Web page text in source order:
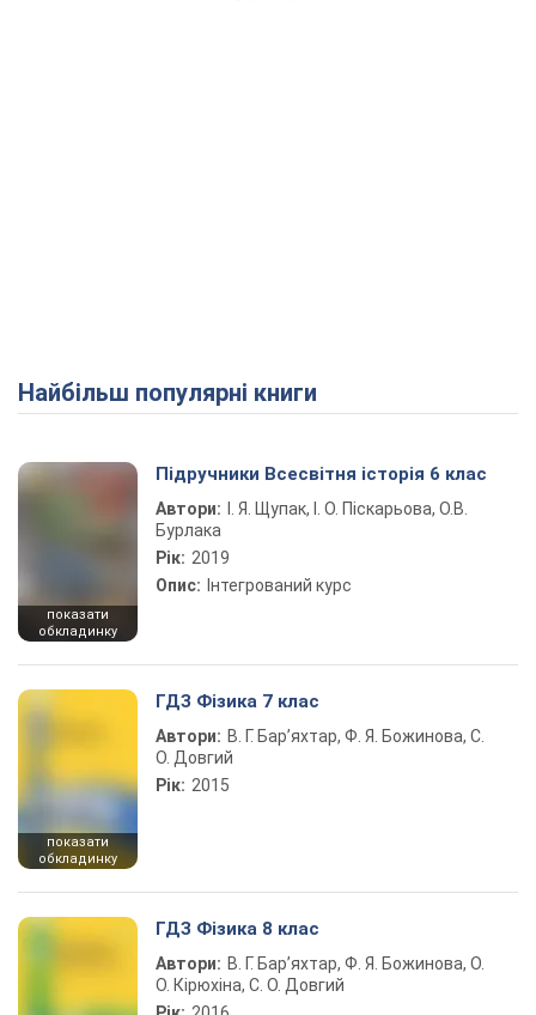
Найбільш популярні книги
показати
обкладинку
Підручники Всесвітня історія 6 клас
Автори:
І. Я. Щупак, І. О. Піскарьова, О.В.
Бурлака
Рік: 2019
Опис: Інтегрований курс
показати
обкладинку
ГДЗ Фізика 7 клас
Автори: В. Г. Бар’яхтар, Ф. Я. Божинова, С.
О. Довгий
Рік: 2015
ГДЗ Фізика 8 клас
Автори: В. Г. Бар’яхтар, Ф. Я. Божинова, О.
О. Кірюхіна, С. О. Довгий